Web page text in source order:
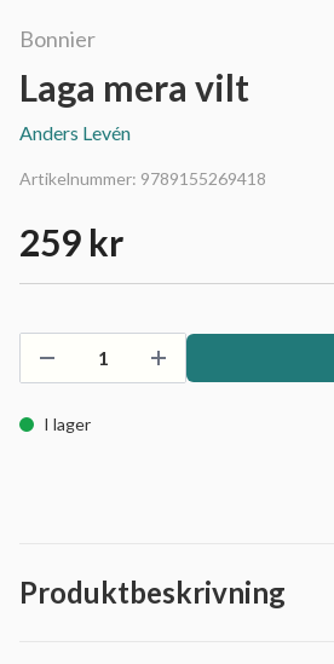
Bonnier
Laga mera vilt
Anders Levén
Artikelnummer: 9789155269418
259 kr
I lager
Produktbeskrivning